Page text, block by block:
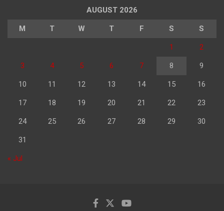
AUGUST 2026
M T W T F S S
1 2
3 4 5 6 7 8 9
10 11 12 13 14 15 16
17 18 19 20 21 22 23
24 25 26 27 28 29 30
31
« Jul